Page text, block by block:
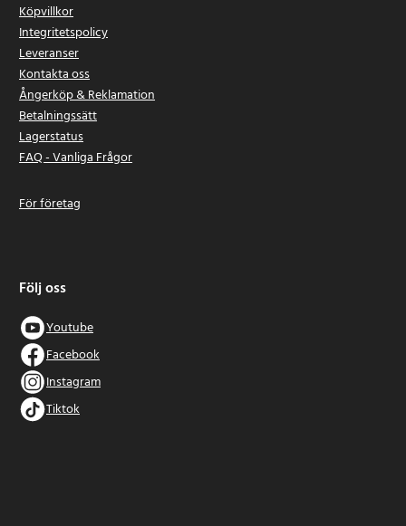
Köpvillkor
Integritetspolicy
Leveranser
Kontakta oss
Ångerköp & Reklamation
Betalningssätt
Lagerstatus
FAQ - Vanliga Frågor
För företag
Följ oss
Youtube
Facebook
Instagram
Tiktok